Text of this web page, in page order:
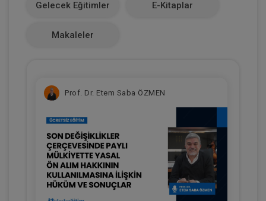
3
Gelecek Eğitimler E-Kitaplar
Makaleler
Prof. Dr. Etem Saba ÖZMEN